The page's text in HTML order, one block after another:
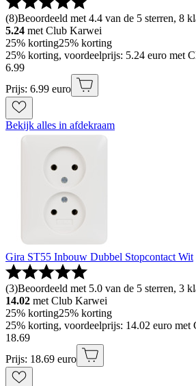
(8)Beoordeeld met 4.4 van de 5 sterren, 8
5.24 met Club Karwei
25% korting25% korting
25% korting, voordeelprijs: 5.24 euro met
6.99
Prijs: 6.99 euro
Bekijk alles in afdekraam
Gira ST55 Inbouw Dubbel Stopcontact Wit
(3)Beoordeeld met 5.0 van de 5 sterren, 3
14.02 met Club Karwei
25% korting25% korting
25% korting, voordeelprijs: 14.02 euro met
18.69
Prijs: 18.69 euro